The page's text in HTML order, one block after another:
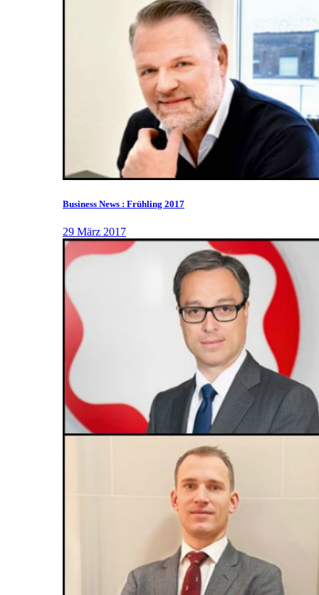
Business News : Frühling 2017
29 März 2017